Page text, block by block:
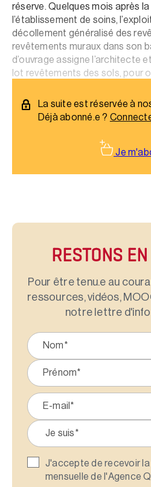
réserve. Quelques mois après
l’établissement de soins,
décollement généralisé des
revêtements muraux dans son
d’ouvrage assigne l’architecte
lot revêtements des sols, pour
La suite est réservée à
Déjà abonné.e ?
Je
RESTONS EN
Pour être tenu.e au
ressources, vidéos,
notre lettre d'info
J'accepte de recevoir
mensuelle de l'Agence